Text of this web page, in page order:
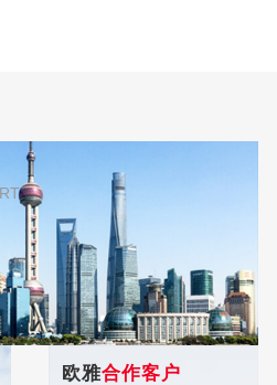
欧雅合作客户